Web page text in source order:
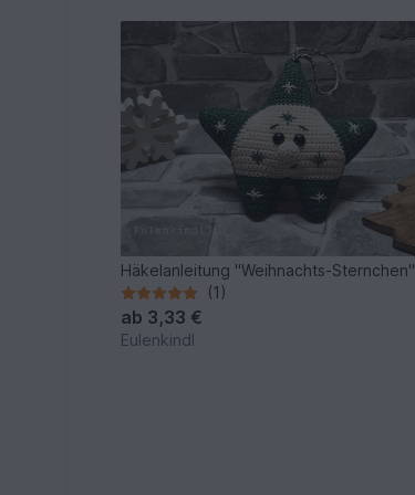
Häkelanleitung "Weihnachts-Sternchen"
(1)
ab 3,33 €
Eulenkindl